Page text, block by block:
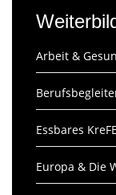
Arbeit &
Essbares
Europa & Die